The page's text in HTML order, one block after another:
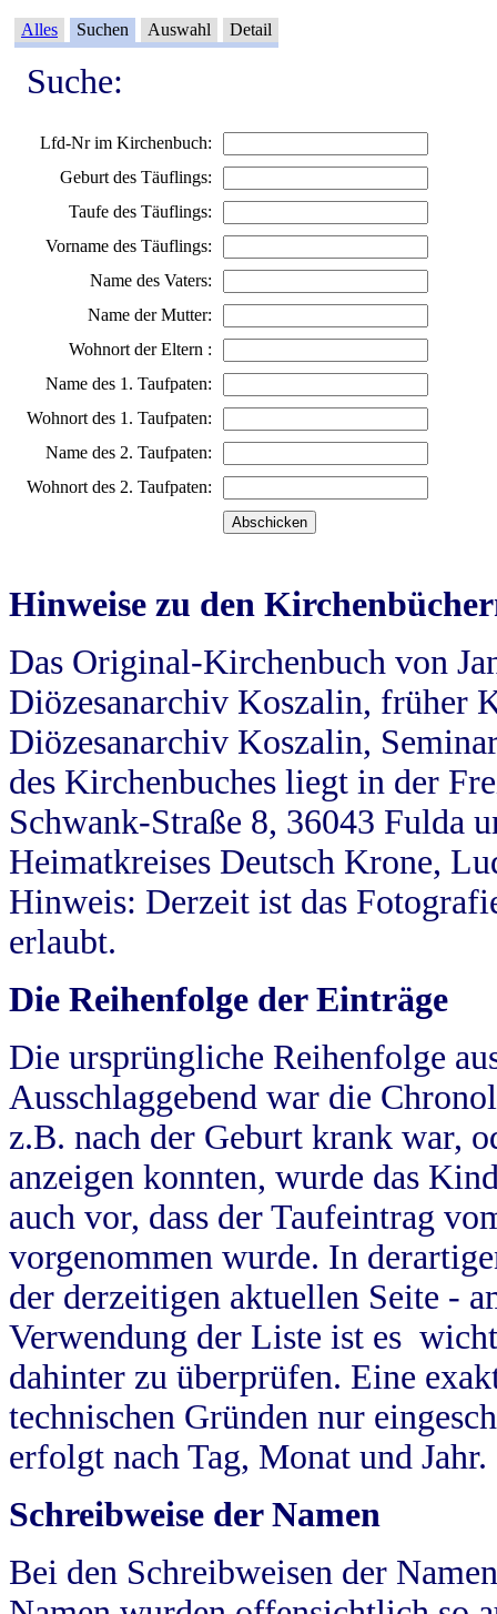
Alles Suchen Auswahl Detail
Suche:
Lfd-Nr im Kirchenbuch:
Geburt des Täuflings:
Taufe des Täuflings:
Vorname des Täuflings:
Name des Vaters:
Name der Mutter:
Wohnort der Eltern :
Name des 1. Taufpaten:
Wohnort des 1. Taufpaten:
Name des 2. Taufpaten:
Wohnort des 2. Taufpaten:
Hinweise zu den
Das Original-Kirchenbuch von
Diözesanarchiv Koszalin, früher
Diözesanarchiv Koszalin,
des Kirchenbuches liegt in der
Schwank-Straße 8, 36043 Fulda
Heimatkreises Deutsch Krone,
Hinweis: Derzeit ist das
erlaubt.
Die Reihenfolge der Einträge
Die ursprüngliche Reihenfolge
Ausschlaggebend war die
z.B. nach der Geburt krank war,
anzeigen konnten, wurde das
auch vor, dass der Taufeintrag
vorgenommen wurde. In
der derzeitigen aktuellen Seite -
Verwendung der Liste ist es
dahinter zu überprüfen. Eine
technischen Gründen nur
erfolgt nach Tag, Monat und Jahr.
Schreibweise der Namen
Bei den Schreibweisen der